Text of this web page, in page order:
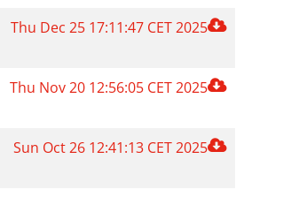
Thu Dec 25 17:11:47 CET 2025
Thu Nov 20 12:56:05 CET 2025
Sun Oct 26 12:41:13 CET 2025